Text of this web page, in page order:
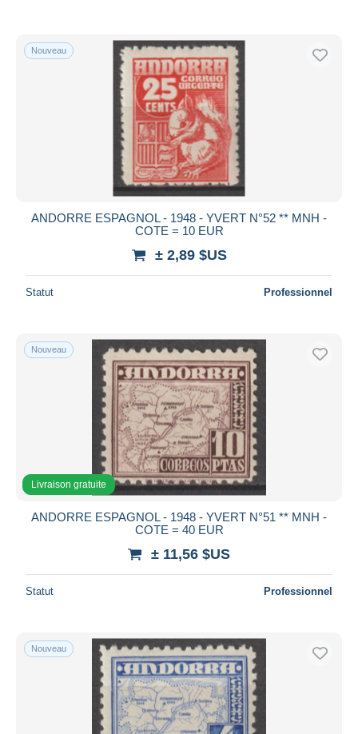
Nouveau
ANDORRE ESPAGNOL - 1948 - YVERT N°52 ** MNH -
COTE = 10 EUR
± 2,89 $US
Statut Professionnel
Nouveau
Livraison gratuite
ANDORRE ESPAGNOL - 1948 - YVERT N°51 ** MNH -
COTE = 40 EUR
± 11,56 $US
Statut Professionnel
Nouveau